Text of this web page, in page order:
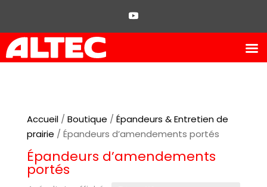
Accueil/ Boutique / Épandeurs & Entretien de
prairie / Épandeurs d’amendements portés
Épandeurs d’amendements
portés